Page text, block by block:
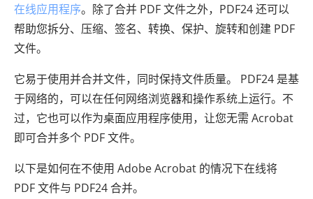
在线应用程序。除了合并 PDF 文件之外，PDF24 还可以
帮助您拆分、压缩、签名、转换、保护、旋转和创建 PDF
文件。
它易于使用并合并文件，同时保持文件质量。 PDF24 是基
于网络的，可以在任何网络浏览器和操作系统上运行。不
过，它也可以作为桌面应用程序使用，让您无需 Acrobat
即可合并多个 PDF 文件。
以下是如何在不使用 Adob​​e Acrobat 的情况下在线将
PDF 文件与 PDF24 合并。